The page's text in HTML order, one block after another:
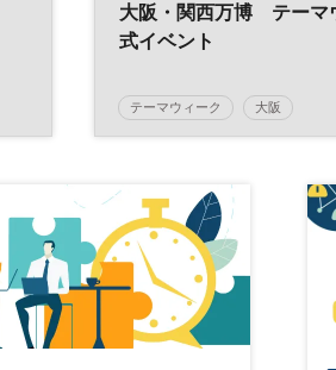
大阪・関西万博 テーマ
式イベント
テーマウィーク 大阪
環境
サステナブル